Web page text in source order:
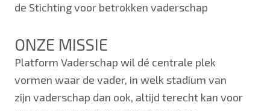
de Stichting voor betrokken vaderschap
ONZE MISSIE
Platform Vaderschap wil dé centrale plek
vormen waar de vader, in welk stadium van
zijn vaderschap dan ook, altijd terecht kan voor